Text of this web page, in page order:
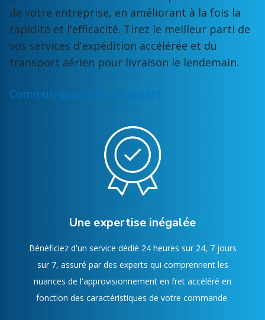
de votre entreprise, en améliorant à la fois la
rapidité et l'efficacité. Tirez le meilleur parti de
vos services d'expédition accélérée et du
transport aérien pour livraison le lendemain.
Communiquez avec un expert
Une expertise inégalée
Bénéficiez d'un service dédié 24 heures sur 24, 7 jours
sur 7, assuré par des experts qui comprennent les
nuances de l'approvisionnement en fret accéléré en
fonction des caractéristiques de votre commande.